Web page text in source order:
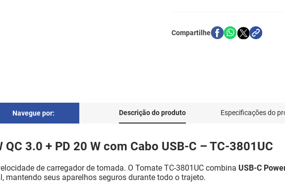
Navegue por: Descrição do produto Especificações do
3.0 + PD 20 W com Cabo USB-C – TC-3801UC
de carregador de tomada. O Tomate TC-3801UC combina USB-C
mantendo seus aparelhos seguros durante todo o trajeto.